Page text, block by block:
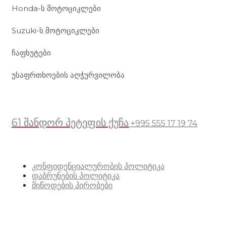
Honda-ს მოტოციკლები
Suzuki-ს მოტოციკლები
ჩაფხუტები
უსაფრთხოების აღჭურვილობა
61 შანდორ პეტეფის ქუჩა +995 555 17 19 74
კონფიდენციალურობის პოლიტიკა
დაბრუნების პოლიტიკა
მიწოდების პირობები